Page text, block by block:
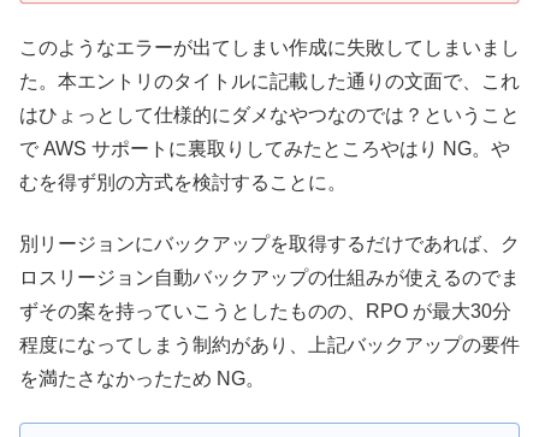
このようなエラーが出てしまい作成に失敗してしまいまし
た。本エントリのタイトルに記載した通りの文面で、これ
はひょっとして仕様的にダメなやつなのでは？ということ
で AWS サポートに裏取りしてみたところやはり NG。や
むを得ず別の方式を検討することに。
別リージョンにバックアップを取得するだけであれば、ク
ロスリージョン自動バックアップの仕組みが使えるのでま
ずその案を持っていこうとしたものの、RPO が最大30分
程度になってしまう制約があり、上記バックアップの要件
を満たさなかったため NG。